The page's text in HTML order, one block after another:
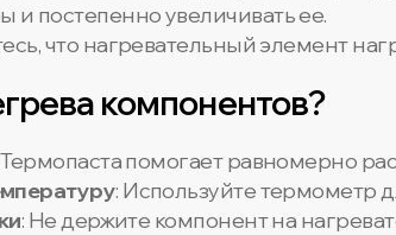
постепенно увеличивать ее.
что нагревательный элемент
компонентов?
Термопаста помогает равномерно
: Используйте термометр
: Не держите компонент на